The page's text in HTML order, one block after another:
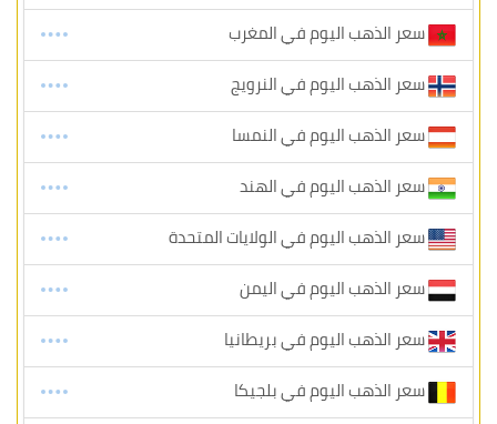
سعر الذهب اليوم في المغرب
سعر الذهب اليوم في النرويج
سعر الذهب اليوم في النمسا
سعر الذهب اليوم في الهند
سعر الذهب اليوم في الولايات المتحدة
سعر الذهب اليوم في اليمن
سعر الذهب اليوم في بريطانيا
سعر الذهب اليوم في بلجيكا